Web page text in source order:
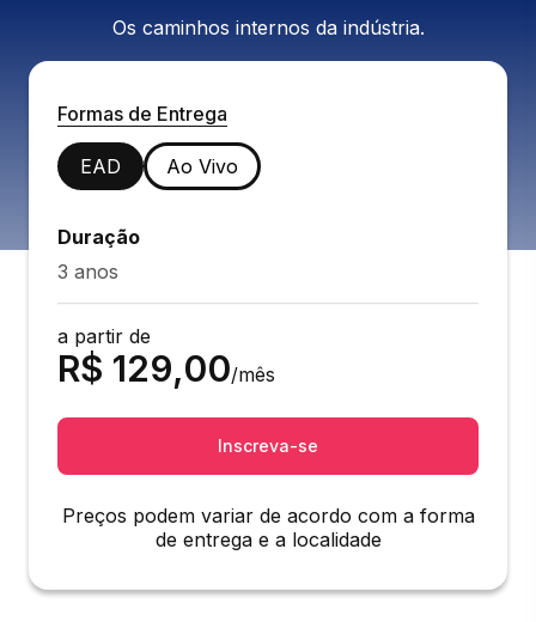
Os caminhos internos da indústria.
Formas de Entrega
EAD Ao Vivo
Duração
3 anos
a partir de
R$ 129,00/mês
Inscreva-se
Preços podem variar de acordo com a forma
de entrega e a localidade